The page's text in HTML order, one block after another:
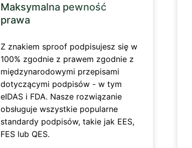
Maksymalna pewność
prawa
Z znakiem sproof podpisujesz się w
100% zgodnie z prawem zgodnie z
międzynarodowymi przepisami
dotyczącymi podpisów - w tym
eIDAS i FDA. Nasze rozwiązanie
obsługuje wszystkie popularne
standardy podpisów, takie jak EES,
FES lub QES.